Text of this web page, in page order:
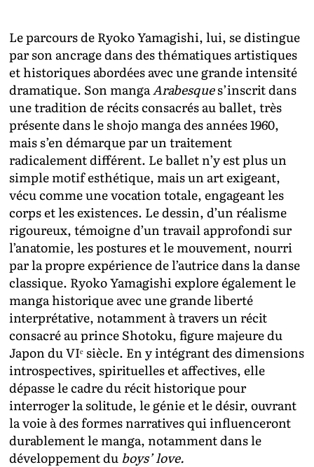
Le parcours de Ryoko Yamagishi, lui, se distingue
par son ancrage dans des thématiques artistiques
et historiques abordées avec une grande intensité
dramatique. Son manga Arabesques’inscrit dans
une tradition de récits consacrés au ballet, très
présente dans le shojo manga des années 1960,
mais s’en démarque par un traitement
radicalement différent. Le ballet n’y est plus un
simple motif esthétique, mais un art exigeant,
vécu comme une vocation totale, engageant les
corps et les existences. Le dessin, d’un réalisme
rigoureux, témoigne d’un travail approfondi sur
l’anatomie, les postures et le mouvement, nourri
par la propre expérience de l’autrice dans la danse
classique. Ryoko Yamagishi explore également le
manga historique avec une grande liberté
interprétative, notamment à travers un récit
consacré au prince Shotoku, figure majeure du
Japon du VIᵉ siècle. En y intégrant des dimensions
introspectives, spirituelles et affectives, elle
dépasse le cadre du récit historique pour
interroger la solitude, le génie et le désir, ouvrant
la voie à des formes narratives qui influenceront
durablement le manga, notamment dans le
développement du boys’ love.